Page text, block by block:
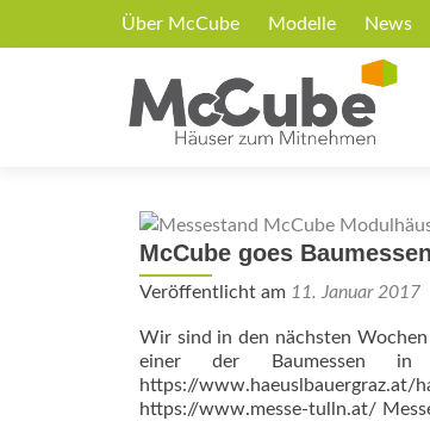
Über McCube Modelle News
McCube goes Baumessen
Veröffentlicht am 11. Januar 2017
Wir sind in den nächsten
einer der Baumessen
https://
https://www.messe-tulln.at/